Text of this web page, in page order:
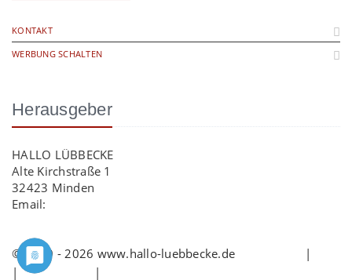
KONTAKT
WERBUNG SCHALTEN
Herausgeber
HALLO LÜBBECKE
Alte Kirchstraße 1
32423 Minden
Email:
© 2009 - 2026 www.hallo-luebbecke.de |
|Datenschutz |